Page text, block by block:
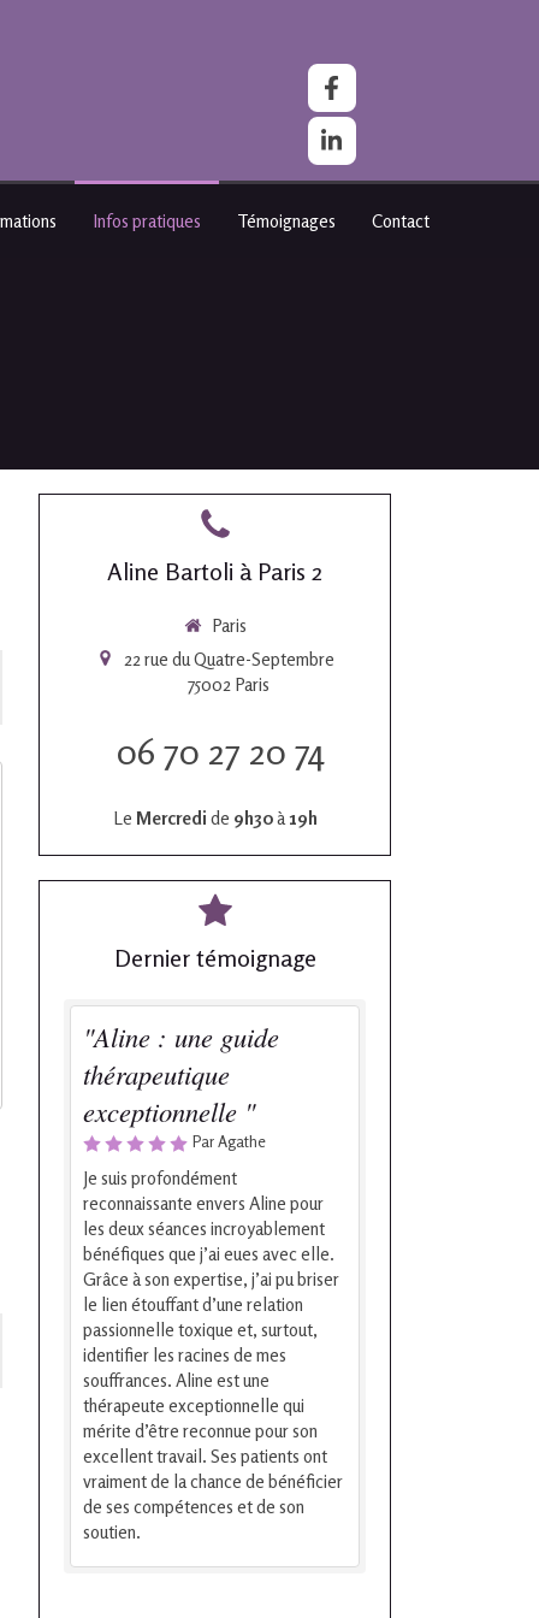
Infos pratiques Témoignages Contact
Aline Bartoli à Paris 2
Paris
22 rue du Quatre-Septembre
75002 Paris
06 70 27 20 74
Le Mercredi de 9h30à19h
Dernier témoignage
"Aline : une guide
thérapeutique
exceptionnelle "
Par Agathe
Je suis profondément
reconnaissante envers Aline pour
les deux séances incroyablement
bénéfiques que j’ai eues avec elle.
Grâce à son expertise, j’ai pu briser
le lien étouffant d’une relation
passionnelle toxique et, surtout,
identifier les racines de mes
souffrances. Aline est une
thérapeute exceptionnelle qui
mérite d’être reconnue pour son
excellent travail. Ses patients ont
vraiment de la chance de bénéficier
de ses compétences et de son
soutien.